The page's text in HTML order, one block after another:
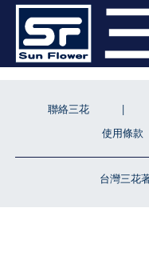
台灣三花
聯絡三花
使用條款